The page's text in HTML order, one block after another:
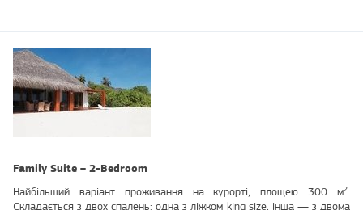
Family Suite – 2-Bedroom
Найбільший варіант проживання на курорті, площею 300 м².
Складається з двох спалень: одна з ліжком king size, інша — з двома